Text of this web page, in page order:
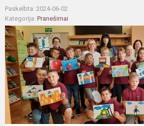
Paskelbta: 2024-06-02
Kategorija: Pranešimai